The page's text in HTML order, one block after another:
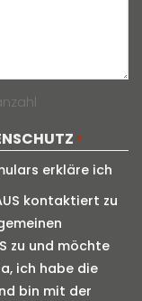
*
erkläre ich
kontaktiert zu
zu und möchte
ich habe die
bin mit der